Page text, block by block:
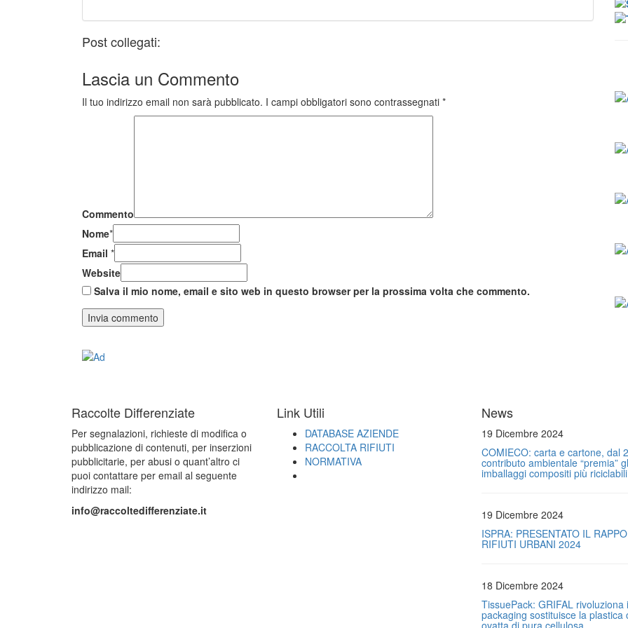
Post collegati:
Lascia un Commento
Il tuo indirizzo email non sarà pubblicato. I campi obbligatori sono contrassegnati *
Commento
Nome*
Email *
Website
Salva il mio nome, email e sito web in questo browser per la prossima volta che commento.
Raccolte Differenziate
Per segnalazioni, richieste di modifica o
pubblicazione di contenuti, per inserzioni
pubblicitarie, per abusi o quant’altro ci
puoi contattare per email al seguente
indirizzo mail:
info@raccoltedifferenziate.it
Link Utili
DATABASE AZIENDE
RACCOLTA RIFIUTI
NORMATIVA
News
19 Dicembre 2024
COMIECO: carta e cartone, dal
contributo ambientale “premia”
imballaggi compositi più riciclabili
19 Dicembre 2024
ISPRA: PRESENTATO IL
RIFIUTI URBANI 2024
18 Dicembre 2024
TissuePack: GRIFAL rivoluziona
packaging sostituisce la plastica
ovatta di pura cellulosa